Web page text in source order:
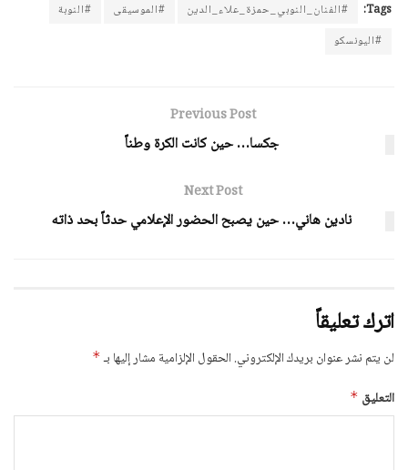
Tags: #الفنان_النوبي_حمزة_علاء_الدين #الموسيقى
#النوبة
#اليونسكو
Previous Post
جكسا… حين كانت الكرة وطناً
Next Post
نادين هاني… حين يصبح الحضور الإعلامي حدثاً بحد ذاته
اترك تعليقاً
لن يتم نشر عنوان بريدك الإلكتروني. الحقول الإلزامية مشار إليها بـ*
التعليق *